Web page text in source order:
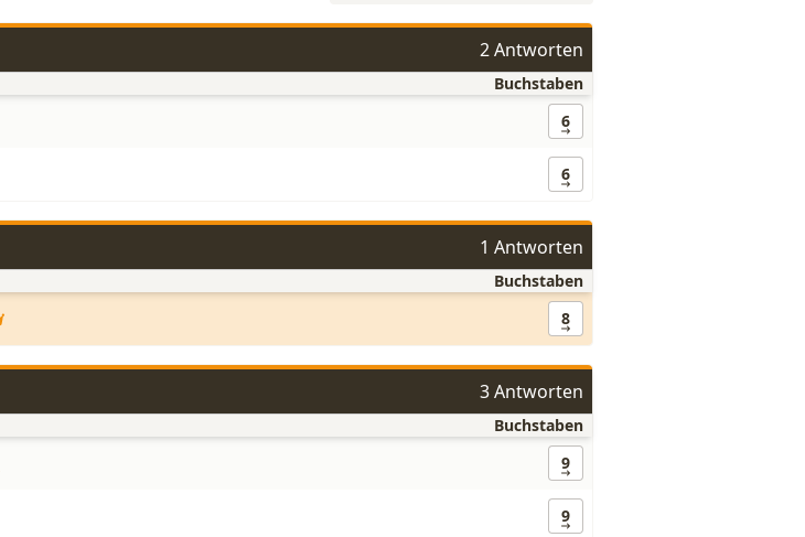
2 Antworten
Buchstaben
6
6
1 Antworten
Buchstaben
8
3 Antworten
Buchstaben
9
9